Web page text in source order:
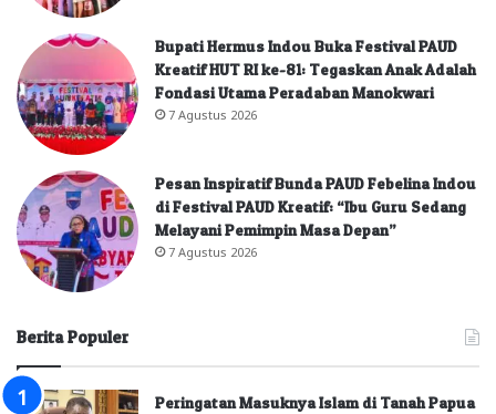
Bupati Hermus Indou Buka Festival PAUD
Kreatif HUT RI ke-81: Tegaskan Anak Adalah
Fondasi Utama Peradaban Manokwari
7 Agustus 2026
Pesan Inspiratif Bunda PAUD Febelina Indou
di Festival PAUD Kreatif: “Ibu Guru Sedang
Melayani Pemimpin Masa Depan”
7 Agustus 2026
Berita Populer
Peringatan Masuknya Islam di Tanah Papua